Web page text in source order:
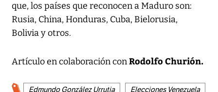
que, los países que reconocen a Maduro son:
Rusia, China, Honduras, Cuba, Bielorusia,
Bolivia y otros.
Artículo en colaboración conRodolfo Churión.
Edmundo González Urrutia Elecciones Venezuela